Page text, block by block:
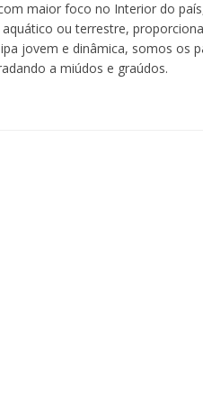
maior foco no Interior do
ou terrestre,
jovem e dinâmica, somos os
a miúdos e graúdos.